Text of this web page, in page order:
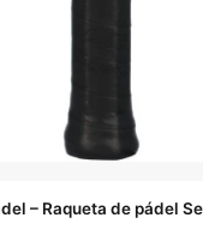
– Raqueta de pádel